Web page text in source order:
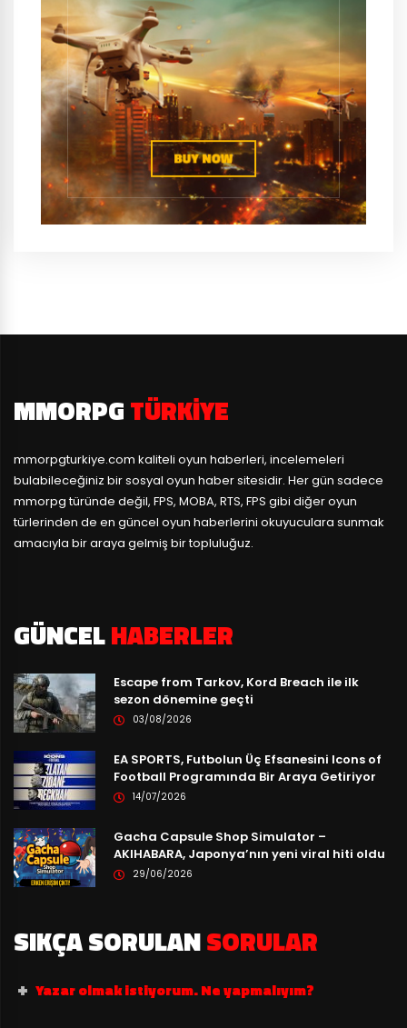
MMORPGTÜRKIYE
mmorpgturkiye.com kaliteli oyun haberleri, incelemeleri
bulabileceğiniz bir sosyal oyun haber sitesidir. Her gün sadece
mmorpg türünde değil, FPS, MOBA, RTS, FPS gibi diğer oyun
türlerinden de en güncel oyun haberlerini okuyuculara sunmak
amacıyla bir araya gelmiş bir topluluğuz.
GÜNCELHABERLER
Escape from Tarkov, Kord Breach ile ilk
sezon dönemine geçti
03/08/2026
EA SPORTS, Futbolun Üç Efsanesini Icons of
Football Programında Bir Araya Getiriyor
14/07/2026
Gacha Capsule Shop Simulator –
AKIHABARA, Japonya’nın yeni viral hiti oldu
29/06/2026
SIKÇA SORULANSORULAR
Yazar olmak istiyorum. Ne yapmalıyım?